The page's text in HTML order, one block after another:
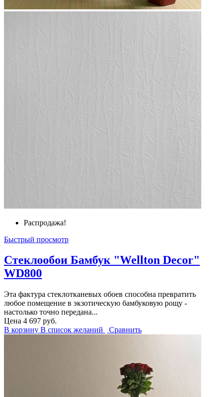
Распродажа!
Быстрый просмотр
Стеклообои Бамбук "Wellton Decor"
WD800
Эта фактура стеклотканевых обоев способна превратить
любое помещение в экзотическую бамбуковую рощу -
настолько точно передана...
Цена 4 697 руб.
В корзину В список желаний Сравнить